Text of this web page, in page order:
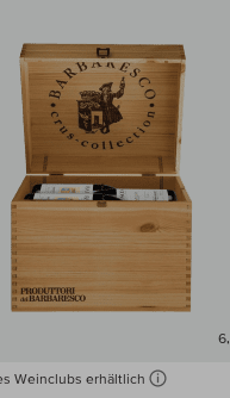
Weinclubs erhältlich